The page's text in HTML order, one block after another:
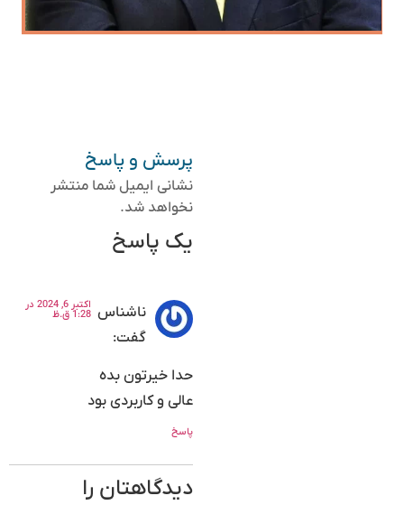
پرسش و پاسخ
نشانی ایمیل شما منتشر
نخواهد شد.
یک پاسخ
ناشناس
گفت:
اکتبر 6, 2024 در
1:28 ق.ظ
حدا خیرتون بده
عالی و کاربردی بود
پاسخ
دیدگاهتان را